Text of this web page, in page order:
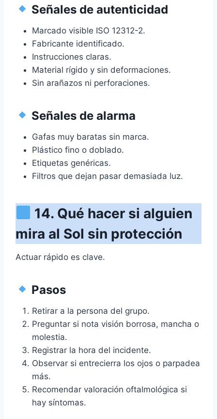
Señales de autenticidad
Marcado visible ISO 12312-2.
Fabricante identificado.
Instrucciones claras.
Material rígido y sin deformaciones.
Sin arañazos ni perforaciones.
Señales de alarma
Gafas muy baratas sin marca.
Plástico fino o doblado.
Etiquetas genéricas.
Filtros que dejan pasar demasiada luz.
14. Qué hacer si alguien
mira al Sol sin protección
Actuar rápido es clave.
Pasos
Retirar a la persona del grupo.
Preguntar si nota visión borrosa, mancha o
molestia.
Registrar la hora del incidente.
Observar si entrecierra los ojos o parpadea
más.
Recomendar valoración oftalmológica si
hay síntomas.